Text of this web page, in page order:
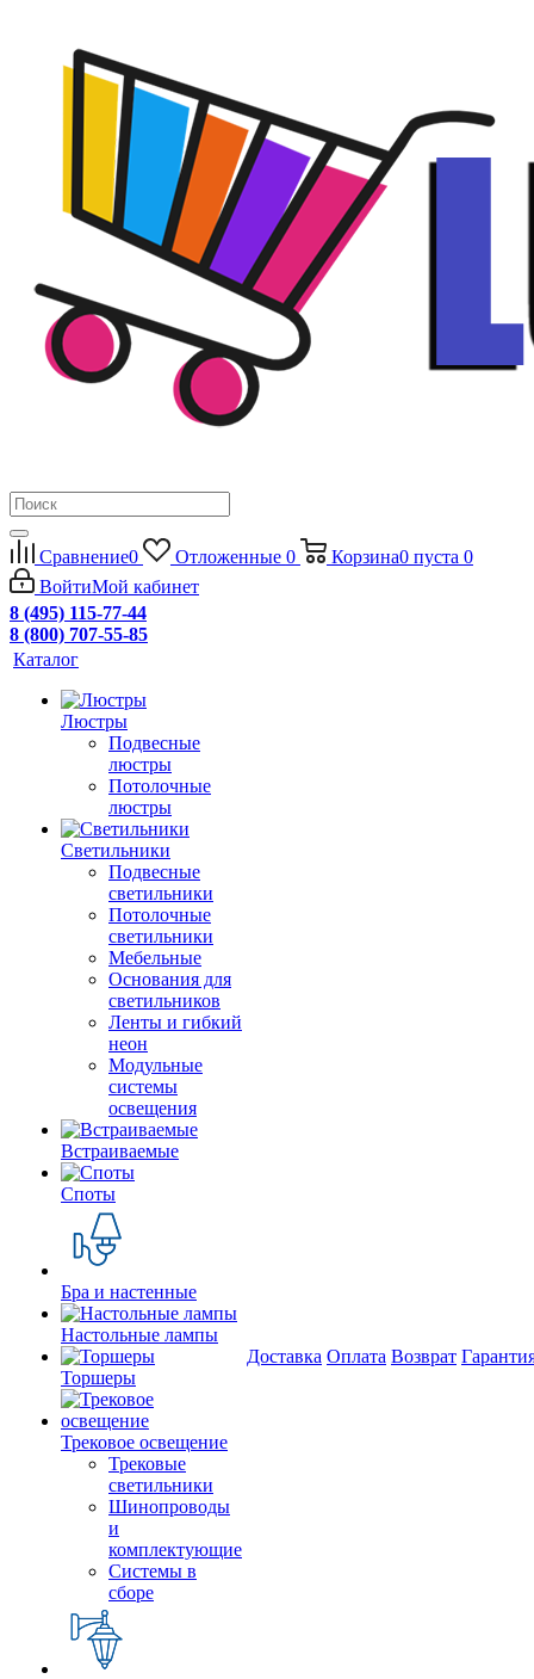
Сравнение0 Отложенные 0 Корзина0 пуста 0
ВойтиМой кабинет
8 (495) 115-77-44
8 (800) 707-55-85
Каталог
Люстры
Подвесные
люстры
Потолочные
люстры
Светильники
Подвесные
светильники
Потолочные
светильники
Мебельные
Основания для
светильников
Ленты и гибкий
неон
Модульные
системы
освещения
Встраиваемые
Споты
Бра и настенные
Настольные лампы
Торшеры
Трековое освещение
Трековые
светильники
Шинопроводы
и
комплектующие
Системы в
сборе
Доставка Оплата Возврат